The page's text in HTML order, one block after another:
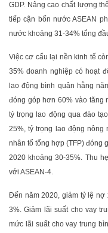
GDP. Nâng cao chất lượng
tiếp cận bốn nước ASEAN
nước khoảng 31-34% tổng
Việc cơ cấu lại nền kinh tế
35% doanh nghiệp có hoạt
lao động bình quân hằng
đóng góp hơn 60% vào tăng
tỷ trọng lao động qua đào
25%, tỷ trọng lao động
nhân tố tổng hợp (TFP) đóng
2020 khoảng 30-35%. Thu
với ASEAN-4.
Đến năm 2020, giảm tỷ lệ nợ
3%. Giảm lãi suất cho vay
mức lãi suất cho vay trung